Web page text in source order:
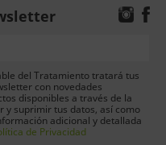
del Tratamiento tratará tus
con novedades
disponibles a través de la
y suprimir tus datos, así como
adicional y detallada
de Privacidad